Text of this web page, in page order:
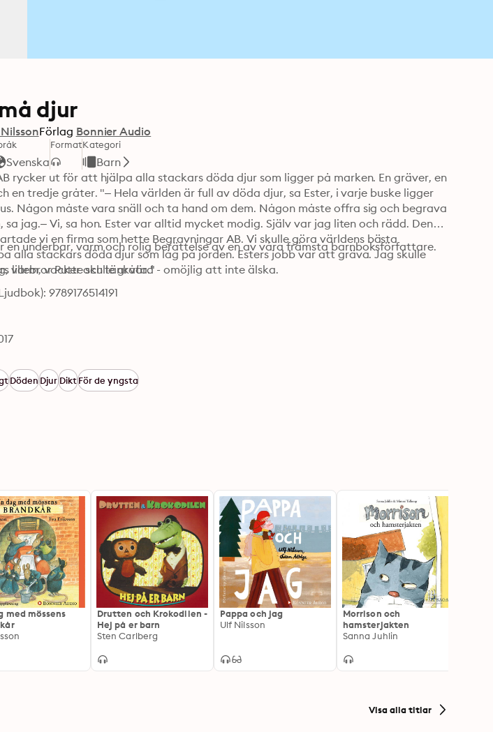
djur
Förlag Bonnier Audio
Svenska
FormatKategori
Barn
rycker ut för att hjälpa alla stackars döda djur som ligger på marken. En gräver, en
en tredje gråter. "– Hela världen är full av döda djur, sa Ester, i varje buske ligger
Någon måste vara snäll och ta hand om dem. Någon måste offra sig och begrava
sa jag.– Vi, sa hon. Ester var alltid mycket modig. Själv var jag liten och rädd. Denna
vi en firma som hette Begravningar AB. Vi skulle göra världens bästa
alla stackars döda djur som låg på jorden. Esters jobb var att gräva. Jag skulle
lillebror Putte skulle gråta."
en underbar, varm och rolig berättelse av en av våra främsta barnboksförfattare.
varm, vacker och tänkvärd - omöjlig att inte älska.
9789176514191
DödenDjur DiktFör de yngsta
med mössens
Drutten och Krokodilen -
Hej på er barn
Sten Carlberg
Pappa och jag
Ulf Nilsson
Morrison och
hamsterjakten
Sanna Juhlin
Visa alla titlar